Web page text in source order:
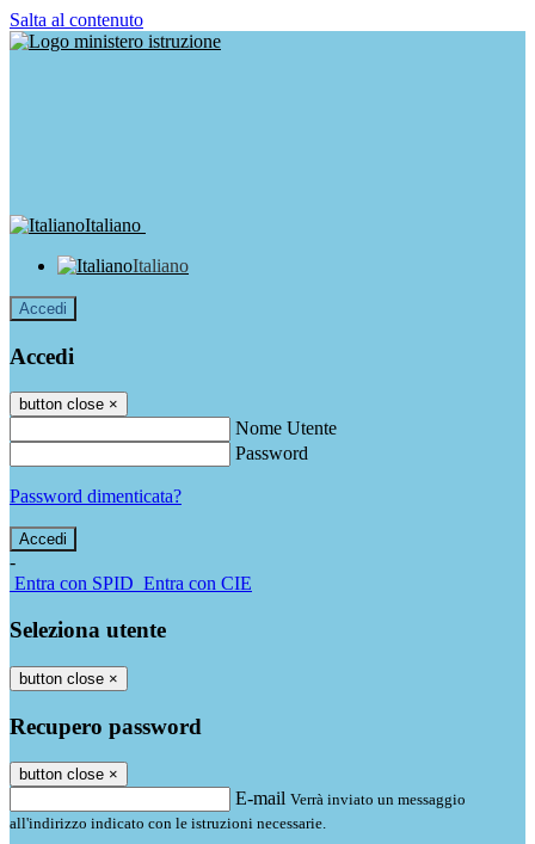
Salta al contenuto
Italiano
Italiano
Accedi
Accedi
button close ×
Nome Utente
Password
Password dimenticata?
-
Entra con SPID Entra con CIE
Seleziona utente
button close ×
Recupero password
button close ×
E-mail Verrà inviato un messaggio
all'indirizzo indicato con le istruzioni necessarie.